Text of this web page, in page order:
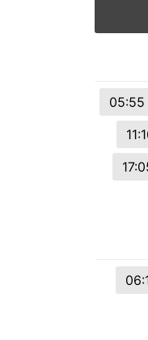
05:55